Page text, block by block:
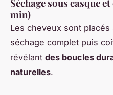
Séchage sous casque
min)
Les cheveux sont placés
séchage complet puis
révélant des boucles
naturelles.